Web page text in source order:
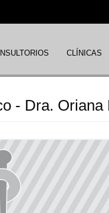
CLÍNICAS
- Dra. Oriana